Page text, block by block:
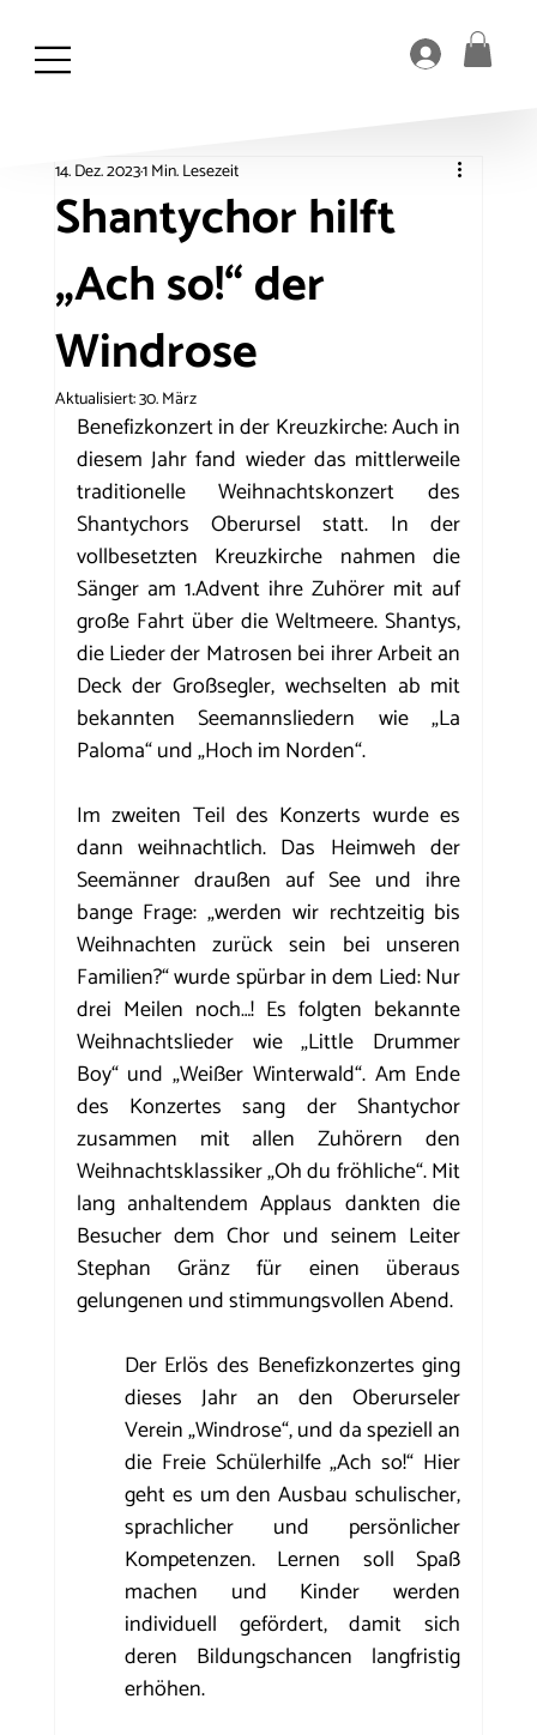
Shantychor hilft
„Ach so!“ der
Windrose
14. Dez. 20231 Min. Lesezeit
Aktualisiert:30. März
Benefizkonzert in der Kreuzkirche: Auch in
diesem Jahr fand wieder das mittlerweile
traditionelle Weihnachtskonzert des
Shantychors Oberursel statt. In der
vollbesetzten Kreuzkirche nahmen die
Sänger am 1.Advent ihre Zuhörer mit auf
große Fahrt über die Weltmeere. Shantys,
die Lieder der Matrosen bei ihrer Arbeit an
Deck der Großsegler, wechselten ab mit
bekannten Seemannsliedern wie „La
Paloma“ und „Hoch im Norden“.
Im zweiten Teil des Konzerts wurde es
dann weihnachtlich. Das Heimweh der
Seemänner draußen auf See und ihre
bange Frage: „werden wir rechtzeitig bis
Weihnachten zurück sein bei unseren
Familien?“ wurde spürbar in dem Lied: Nur
drei Meilen noch…! Es folgten bekannte
Weihnachtslieder wie „Little Drummer
Boy“ und „Weißer Winterwald“. Am Ende
des Konzertes sang der Shantychor
zusammen mit allen Zuhörern den
Weihnachtsklassiker „Oh du fröhliche“. Mit
lang anhaltendem Applaus dankten die
Besucher dem Chor und seinem Leiter
Stephan Gränz für einen überaus
gelungenen und stimmungsvollen Abend.
Der Erlös des Benefizkonzertes ging
dieses Jahr an den Oberurseler
Verein „Windrose“, und da speziell an
die Freie Schülerhilfe „Ach so!“ Hier
geht es um den Ausbau schulischer,
sprachlicher und persönlicher
Kompetenzen. Lernen soll Spaß
machen und Kinder werden
individuell gefördert, damit sich
deren Bildungschancen langfristig
erhöhen.